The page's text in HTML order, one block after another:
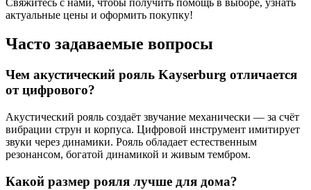
актуальные цены и оформить покупку!
Часто задаваемые вопросы
Чем акустический рояль Kayserburg отличается
от цифрового?
Акустический рояль создаёт звучание механически — за счёт
вибрации струн и корпуса. Цифровой инструмент имитирует
звуки через динамики. Рояль обладает естественным
резонансом, богатой динамикой и живым тембром.
Какой размер рояля лучше для дома?